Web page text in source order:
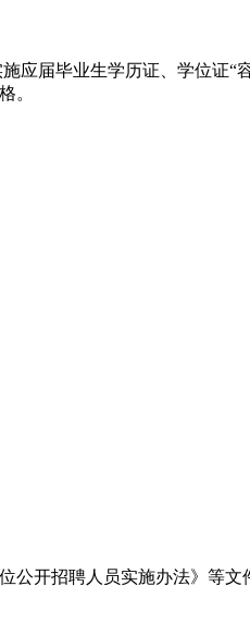
应届毕业生学历证、学位证“
。
开招聘人员实施办法》等文